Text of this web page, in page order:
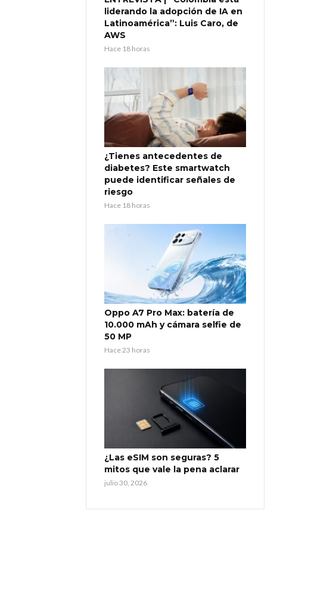
liderando la adopción de IA en
Latinoamérica”: Luis Caro, de
AWS
Hace 18 horas
¿Tienes antecedentes de
diabetes? Este smartwatch
puede identificar señales de
riesgo
Hace 18 horas
Oppo A7 Pro Max: batería de
10.000 mAh y cámara selfie de
50 MP
Hace 23 horas
¿Las eSIM son seguras? 5
mitos que vale la pena aclarar
julio 30, 2026